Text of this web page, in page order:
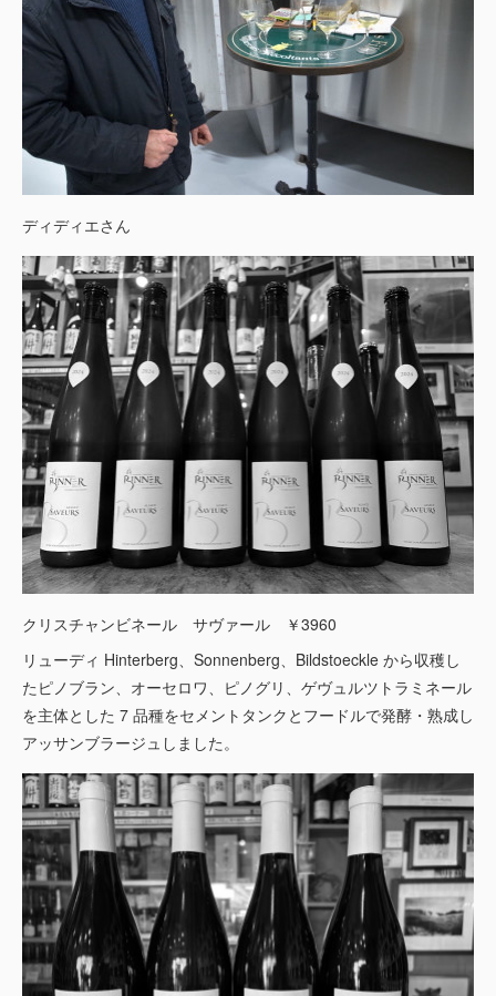
ディディエさん
クリスチャンビネール サヴァール ￥3960
リューディ Hinterberg、Sonnenberg、Bildstoeckle から収穫し
たピノブラン、オーセロワ、ピノグリ、ゲヴュルツトラミネール
を主体とした 7 品種をセメントタンクとフードルで発酵・熟成し
アッサンブラージュしました。